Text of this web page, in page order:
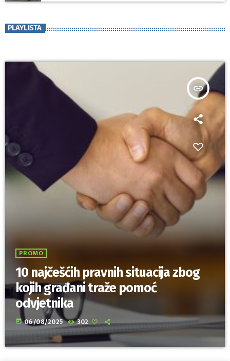
PLAYLISTA
insert_link
PROMO
10 najčešćih pravnih situacija zbog
kojih građani traže pomoć
odvjetnika
today 06/08/2025 302